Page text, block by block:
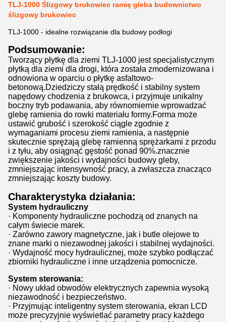
TLJ-1000 Ślizgowy brukowiec ramię gleba budownictwo
ślizgowy brukowiec
TLJ-1000 - idealne rozwiązanie dla budowy podłogi
Podsumowanie:
Tworzący płytkę dla ziemi TLJ-1000 jest specjalistycznym
płytką dla ziemi dla drogi, która została zmodernizowana i
odnowiona w oparciu o płytkę asfaltowo-
betonową.Dziedziczy stałą prędkość i stabilny system
napędowy chodzenia z brukowca, i przyjmuje unikalny
boczny tryb podawania, aby równomiernie wprowadzać
glebę ramienia do rowki materiału formy.Forma może
ustawić grubość i szerokość ciągle zgodnie z
wymaganiami procesu ziemi ramienia, a następnie
skutecznie sprężają glebę ramienną sprężarkami z przodu
i z tyłu, aby osiągnąć gęstość ponad 90%.znacznie
zwiększenie jakości i wydajności budowy gleby,
zmniejszając intensywność pracy, a zwłaszcza znacząco
zmniejszając koszty budowy.
Charakterystyka działania:
System hydrauliczny
· Komponenty hydrauliczne pochodzą od znanych na
całym świecie marek.
· Zarówno zawory magnetyczne, jak i butle olejowe to
znane marki o niezawodnej jakości i stabilnej wydajności.
· Wydajność mocy hydraulicznej, może szybko podłączać
zbiorniki hydrauliczne i inne urządzenia pomocnicze.
System sterowania:
· Nowy układ obwodów elektrycznych zapewnia wysoką
niezawodność i bezpieczeństwo.
· Przyjmując inteligentny system sterowania, ekran LCD
może precyzyjnie wyświetlać parametry pracy każdego